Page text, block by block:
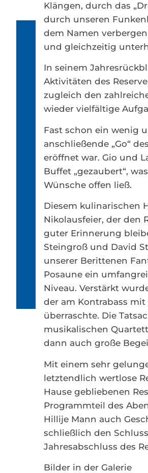
Klängen, durch das
durch unseren
dem Namen
und gleichzeitig
In seinem
Aktivitäten des
zugleich den
wieder vielfältige
Fast schon ein wenig
anschließende „Go“
eröffnet war. Gio und
Buffet „gezaubert“,
Wünsche offen ließ.
Diesem kulinarischen
Nikolausfeier, der den
guter Erinnerung
Steingroß und David
unserer Berittenen
Posaune ein
Niveau. Verstärkt
der am Kontrabass
überraschte. Die
musikalischen
dann auch große
Mit einem sehr
letztendlich wertlose
Hause gebliebenen
Programmteil des
Hillije Mann auch
schließlich den
Jahresabschluss des
Bilder in der Galerie